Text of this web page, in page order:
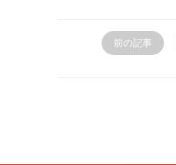
前の記事